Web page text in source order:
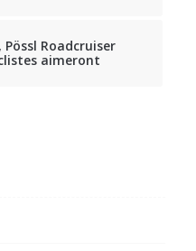
Roadcruiser
aimeront